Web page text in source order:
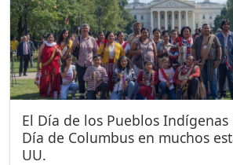
El Día de los Pueblos Indígenas
Día de Columbus en muchos
UU.